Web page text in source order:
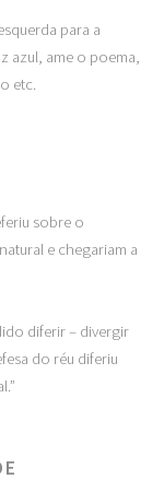
para a
azul, ame o poema,
etc.
sobre o
e chegariam a
diferir – divergir
do réu diferiu